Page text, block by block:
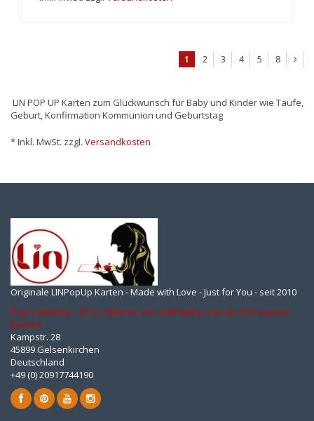
1 2 3 4 5 8
LIN POP UP Karten zum Glückwunsch für Baby und Kinder wie Taufe,
Geburt, Konfirmation Kommunion und Geburtstag
* Inkl. MwSt. zzgl. Versandkosten
Originale LINPopUp Karten - Made with Love - Just for You - seit 2010
Pop-Up Karte - 3D Grußkarte von LINPopUp hier im Onlineshop
kaufen
Kampstr. 28
45899 Gelsenkirchen
Deutschland
+49 (0) 20917744190